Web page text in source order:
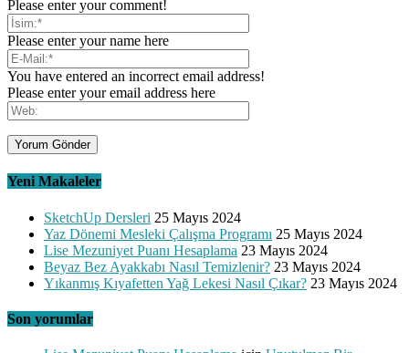
Please enter your comment!
Please enter your name here
You have entered an incorrect email address!
Please enter your email address here
Yeni Makaleler
SketchUp Dersleri 25 Mayıs 2024
Yaz Dönemi Mesleki Çalışma Programı 25 Mayıs 2024
Lise Mezuniyet Puanı Hesaplama 23 Mayıs 2024
Beyaz Bez Ayakkabı Nasıl Temizlenir? 23 Mayıs 2024
Yıkanmış Kıyafetten Yağ Lekesi Nasıl Çıkar? 23 Mayıs 2024
Son yorumlar